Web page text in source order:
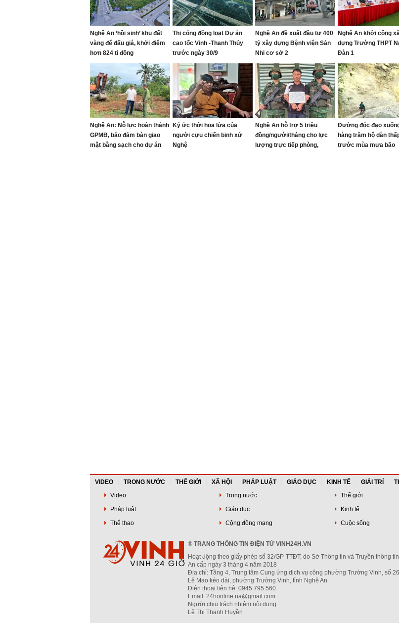
Nghệ An ‘hồi sinh’ khu đất
vàng để đấu giá, khởi điểm
hơn 824 tỉ đồng
Thi công đồng loạt Dự án
cao tốc Vinh -Thanh Thủy
trước ngày 30/9
Nghệ An đề xuất đầu tư 400
tỷ xây dựng Bệnh viện Sản
Nhi cơ sở 2
Nghệ An khởi công
dựng Trường THPT
Đàn 1
Nghệ An: Nỗ lực hoàn thành
GPMB, bảo đảm bàn giao
mặt bằng sạch cho dự án
Ký ức thời hoa lửa của
người cựu chiến binh xứ
Nghệ
Nghệ An hỗ trợ 5 triệu
đồng/người/tháng cho lực
lượng trực tiếp phòng,
Đường độc đạo
hàng trăm hộ dân
trước mùa mưa bão
VIDEO TRONG NƯỚC THẾ GIỚI XÃ HỘI PHÁP LUẬT GIÁO DỤC KINH TẾ GIẢI TRÍ
Video
Trong nước Thế giới
Pháp luật
Giáo dục Kinh tế
Thể thao
Cộng đồng mạng Cuộc sống
® TRANG THÔNG TIN ĐIỆN TỬ VINH24H.VN
Hoạt động theo giấy phép số 32/GP-TTĐT, do Sở Thông tin và Truyền thông
An cấp ngày 3 tháng 4 năm 2018
Địa chỉ: Tầng 4, Trung tâm Cung ứng dịch vụ công phường Trường Vinh, số
Lê Mao kéo dài, phường Trường Vinh, tỉnh Nghệ An
Điện thoại liên hệ: 0945.795.560
Email: 24honline.na@gmail.com
Người chịu trách nhiệm nội dung:
Lê Thị Thanh Huyền